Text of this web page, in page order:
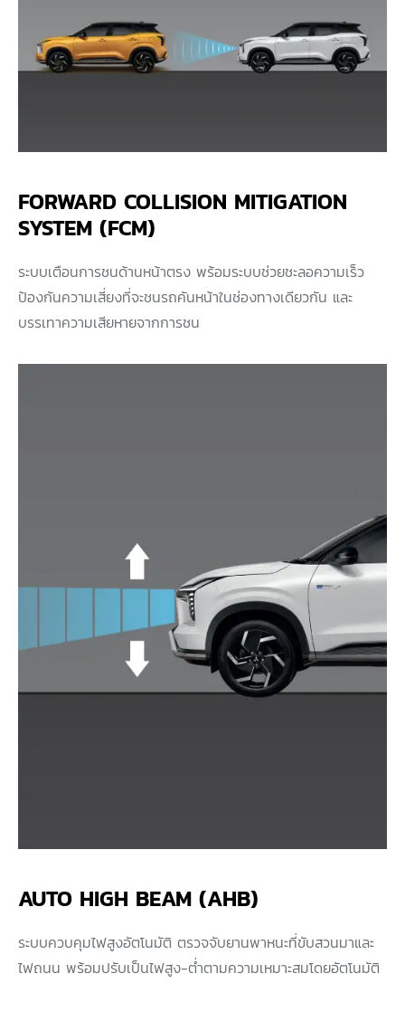
FORWARD COLLISION MITIGATION
SYSTEM (FCM)
ระบบเตือนการชนด้านหน้าตรง พร้อมระบบช่วยชะลอความเร็ว
ป้องกันความเสี่ยงที่จะชนรถคันหน้าในช่องทางเดียวกัน และ
บรรเทาความเสียหายจากการชน
AUTO HIGH BEAM (AHB)
ระบบควบคุมไฟสูงอัตโนมัติ ตรวจจับยานพาหนะที่ขับสวนมาและ
ไฟถนน พร้อมปรับเป็นไฟสูง-ต่ำตามความเหมาะสมโดยอัตโนมัติ